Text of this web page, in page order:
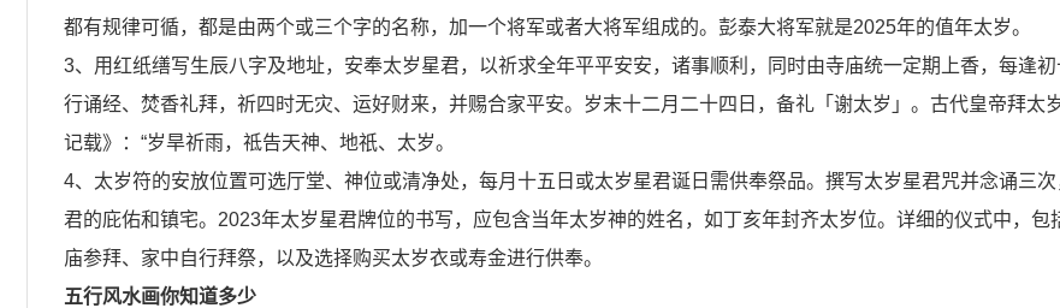
都有规律可循，都是由两个或三个字的名称，加一个将军或者大将军组成的。彭泰大将军就是2025年的值年太岁。
3、用红纸缮写生辰八字及地址，安奉太岁星君，以祈求全年平平安安，诸事顺利，同时由寺庙统一定期上香，每逢
行诵经、焚香礼拜，祈四时无灾、运好财来，并赐合家平安。岁末十二月二十四日，备礼「谢太岁」。古代皇帝拜太
记载》：“岁旱祈雨，祗告天神、地祇、太岁。
4、太岁符的安放位置可选厅堂、神位或清净处，每月十五日或太岁星君诞日需供奉祭品。撰写太岁星君咒并念诵三次
君的庇佑和镇宅。2023年太岁星君牌位的书写，应包含当年太岁神的姓名，如丁亥年封齐太岁位。详细的仪式中，包
庙参拜、家中自行拜祭，以及选择购买太岁衣或寿金进行供奉。
五行风水画你知道多少